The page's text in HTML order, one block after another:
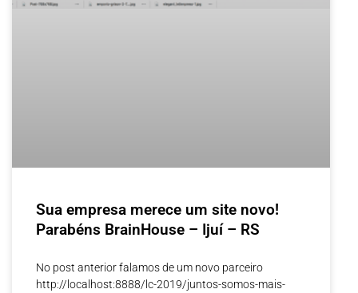
Sua empresa merece um site novo!
Parabéns BrainHouse – Ijuí – RS
No post anterior falamos de um novo parceiro
http://localhost:8888/lc-2019/juntos-somos-mais-